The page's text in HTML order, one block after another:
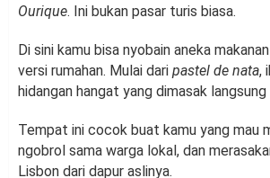
Ourique. Ini bukan pasar turis biasa.
Di sini kamu bisa nyobain aneka
versi rumahan. Mulai dari pastel de nata,
hidangan hangat yang dimasak langsung
Tempat ini cocok buat kamu yang mau
ngobrol sama warga lokal, dan
Lisbon dari dapur aslinya.